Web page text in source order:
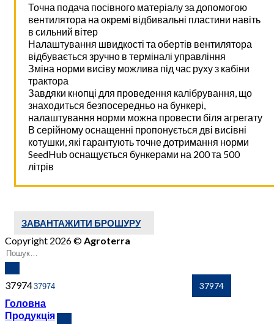
Точна подача посівного матеріалу за допомогою
вентилятора на окремі відбивальні пластини навіть
в сильний вітер
Налаштування швидкості та обертів вентилятора
відбувається зручно в терміналі управління
Зміна норми висіву можлива під час руху з кабіни
трактора
Завдяки кнопці для проведення калібрування, що
знаходиться безпосередньо на бункері,
налаштування норми можна провести біля агрегату
В серійному оснащенні пропонується дві висівні
котушки, які гарантують точне дотримання норми
SeedHub оснащується бункерами на 200 та 500
літрів
ЗАВАНТАЖИТИ БРОШУРУ
Copyright 2026 ©Agroterra
37974
Головна
Продукція